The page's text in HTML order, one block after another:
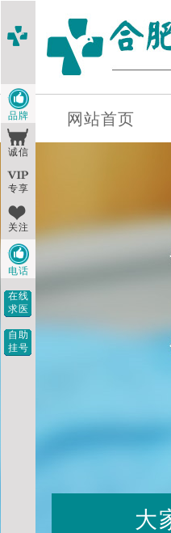
网站首页
大
品牌
诚信
专享
关注
电话
在线
求医
自助
挂号